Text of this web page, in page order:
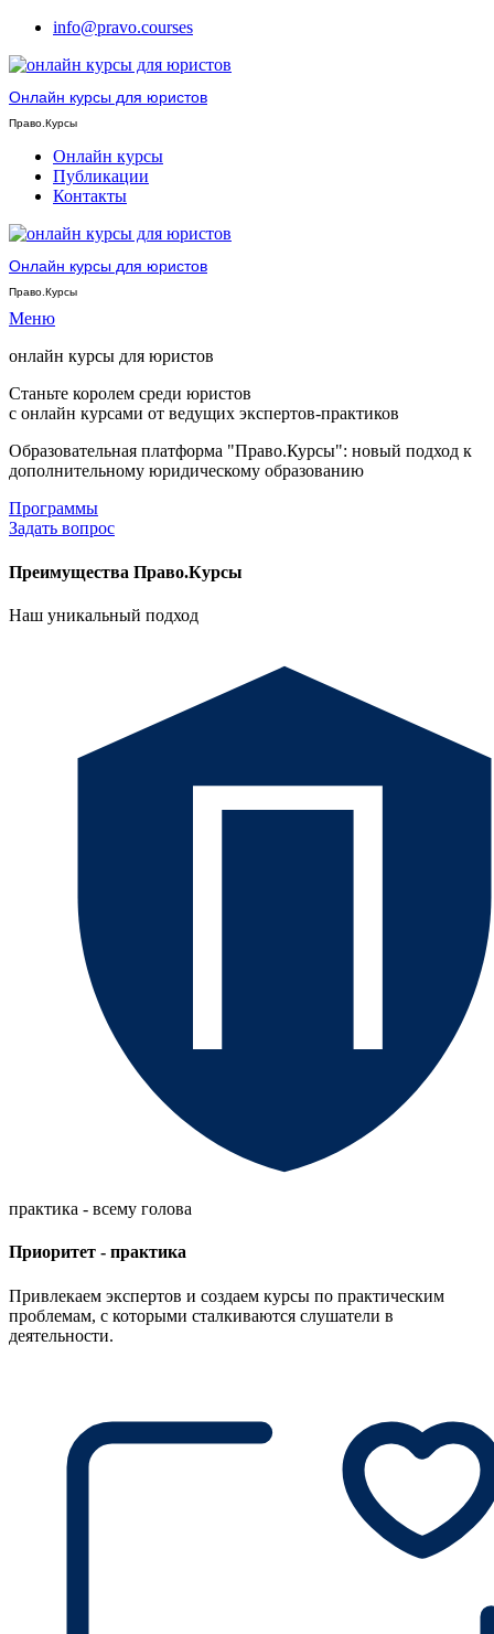
info@pravo.courses
Онлайн курсы для юристов
Право.Курсы
Онлайн курсы
Публикации
Контакты
Онлайн курсы для юристов
Право.Курсы
Меню
онлайн курсы для юристов
Станьте королем среди юристов
с онлайн курсами от ведущих экспертов-практиков
Образовательная платформа "Право.Курсы": новый подход к
дополнительному юридическому образованию
Программы
Задать вопрос
Преимущества Право.Курсы
Наш уникальный подход
практика - всему голова
Приоритет - практика
Привлекаем экспертов и создаем курсы по практическим
проблемам, с которыми сталкиваются слушатели в
деятельности.